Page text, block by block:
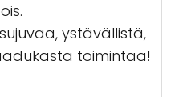
ystävällistä,
toimintaa!